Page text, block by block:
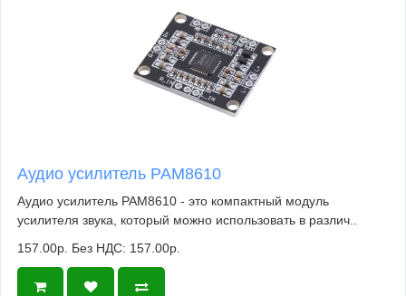
Аудио усилитель PAM8610
Аудио усилитель PAM8610 - это компактный модуль
усилителя звука, который можно использовать в различ..
157.00р. Без НДС: 157.00р.